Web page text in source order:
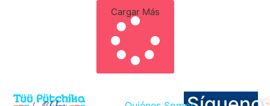
Cargar Más